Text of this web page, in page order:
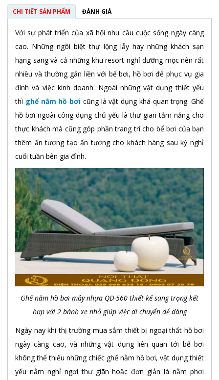
CHI TIẾT SẢN PHẨM ĐÁNH GIÁ
Với sự phát triển của xã hội nhu cầu cuộc sống ngày càng
cao. Những ngôi biệt thự lộng lẫy hay những khách sạn
hạng sang và cả những khu resort nghỉ dưỡng mọc nên rất
nhiều và thường gắn liền với bể bơi, hồ bơi để phục vụ gia
đình và việc kinh doanh. Ngoài những vật dụng thiết yếu
thì ghế nằm hồ bơi cũng là vật dụng khá quan trọng. Ghế
hồ bơi ngoài công dụng chủ yếu là thư giãn tắm nắng cho
thực khách mà cũng góp phần trang trí cho bể bơi của bạn
thêm ấn tượng tạo ấn tượng cho khách hàng sau kỳ nghỉ
cuối tuần bên gia đình.
Ghế nằm hồ bơi mây nhựa QD-560 thiết kế sang trọng kết
hợp với 2 bánh xe nhỏ giúp việc di chuyển dể dàng
Ngày nay khi thị trường mua sắm thiết bị ngoại thất hồ bơi
ngày càng cao, và những vật dụng liên quan tới bể bơi
không thể thiếu những chiếc ghế nằm hồ bơi, vật dụng thiết
yếu nằm nghỉ ngơi thư giãn hoặc đơn giản là nằm phơi